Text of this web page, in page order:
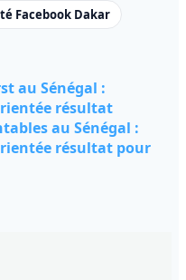
Facebook Dakar
au Sénégal :
résultat
au Sénégal :
résultat pour